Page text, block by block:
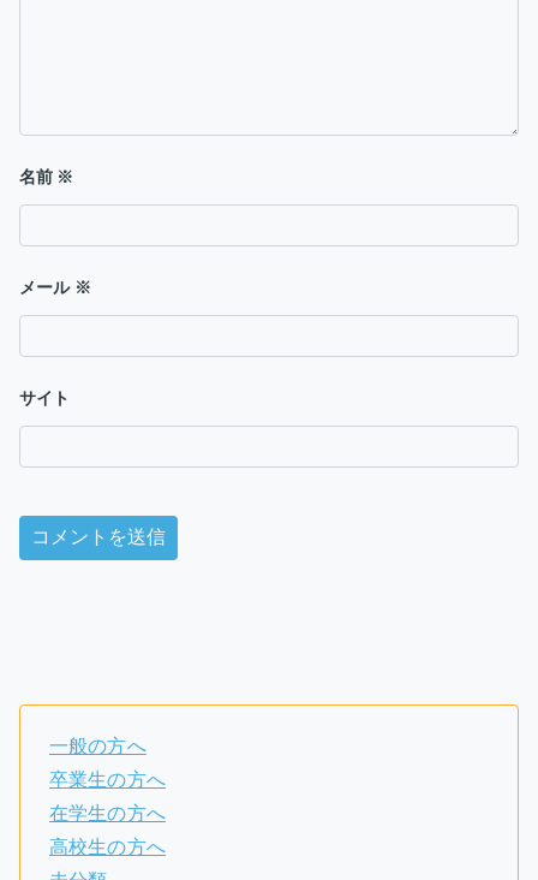
名前 ※
メール ※
サイト
一般の方へ
卒業生の方へ
在学生の方へ
高校生の方へ